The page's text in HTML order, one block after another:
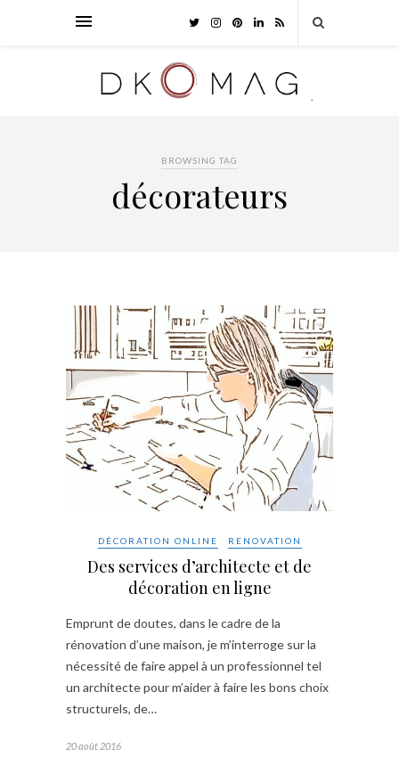
BROWSING TAG
décorateurs
DÉCORATION ONLINE RENOVATION
Des services d’architecte et de
décoration en ligne
Emprunt de doutes, dans le cadre de la
rénovation d’une maison, je m’interroge sur la
nécessité de faire appel à un professionnel tel
un architecte pour m’aider à faire les bons choix
structurels, de…
20 août 2016